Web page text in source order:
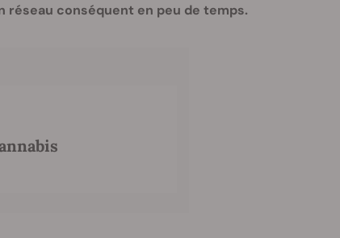
réseau conséquent en peu de temps.